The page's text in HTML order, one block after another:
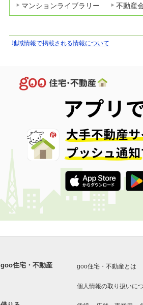
マンションライブラリー
不動産
地域情報で掲載される情報について
goo住宅・不動産 goo住宅・不動産とは
個人情報の取り扱いに